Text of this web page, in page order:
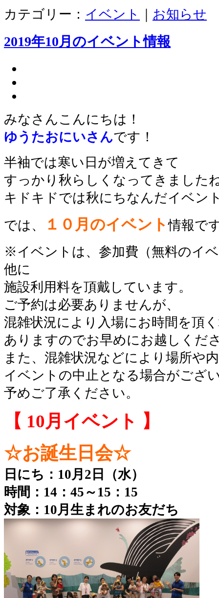
カテゴリー： イベント お知らせ
2019年10月のイベント情報
みなさんこんにちは！
ゆうたおにいさんです！
半袖では寒い日が増えてきて
すっかり秋らしくなってきました
キドキドでは秋にちなんだイベン
では、
１０ 月のイベント情報で
※イベントは、参加費（無料のイ
他に
施設利用料を頂戴しています。
ご予約は必要ありませんが、
混雑状況により入場にお時間を頂
ありますのでお早めにお越しくだ
また、混雑状況などにより場所や
イベントの中止となる場合がござ
予めご了承ください。
【 10月イベント 】
☆お誕生日会☆
日にち：10月2日（水）
時間：14：45～15：15
対象：10月生まれのお友だち